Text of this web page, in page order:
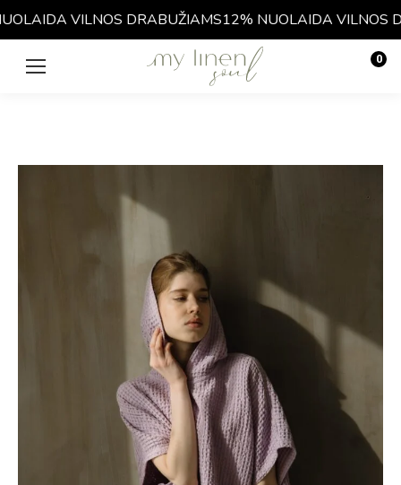
VILNOS DRABUŽIAMS12% NUOLAIDA VILNOS
0